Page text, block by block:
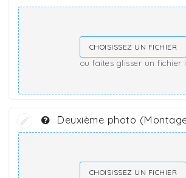
CHOISISSEZ UN FICHIER
ou faites glisser un fichier
Deuxième photo
CHOISISSEZ UN FICHIER